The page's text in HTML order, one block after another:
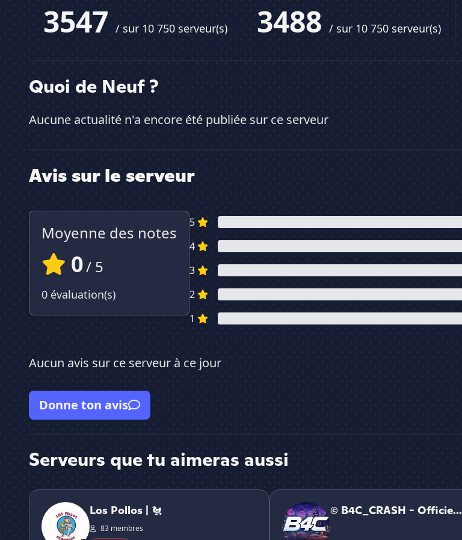
3547 / sur 10 750 serveur(s) 3488 / sur 10 750 serveur(s)
Quoi de Neuf ?
Aucune actualité n'a encore été publiée sur ce serveur
Avis sur le serveur
Moyenne des notes
0/ 5
0 évaluation(s)
5
4
3
2
1
Aucun avis sur ce serveur à ce jour
Donne ton avis
Serveurs que tu aimeras aussi
Los Pollos | 🐔
Los Pollos | 🐔
83 membres
© B4C_CRASH - Officiel ⭐
© B4C_CRASH - Officie...